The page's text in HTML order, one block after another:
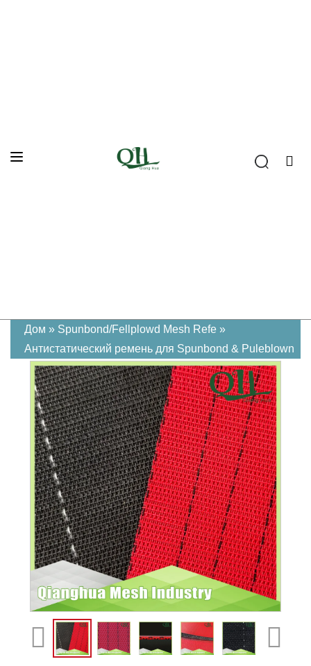
Дом » Spunbond/Fellplowd Mesh Refe »
Антистатический ремень для Spunbond & Puleblown